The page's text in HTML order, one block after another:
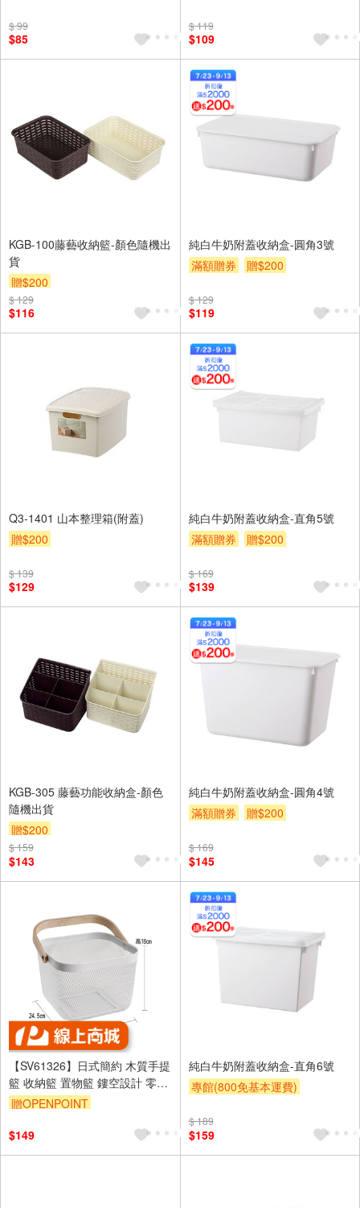
$ 99
$85
$ 119
$109
KGB-100藤藝收納籃-顏色隨機出
貨
贈$200
$ 129
$116
純白牛奶附蓋收納盒-圓角3號
滿額贈券
贈$200
$ 129
$119
Q3-1401 山本整理箱(附蓋)
贈$200
$ 139
$129
純白牛奶附蓋收納盒-直角5號
滿額贈券
贈$200
$ 169
$139
KGB-305 藤藝功能收納盒-顏色
隨機出貨
贈$200
$ 159
$143
純白牛奶附蓋收納盒-圓角4號
滿額贈券
贈$200
$ 169
$145
【SV61326】日式簡約 木質手提
籃 收納籃 置物籃 鏤空設計 零食
雜物籃 購物籃 野餐籃 居家收納
贈OPENPOINT
$149
純白牛奶附蓋收納盒-直角6號
專館(800免基本運費)
$ 189
$159